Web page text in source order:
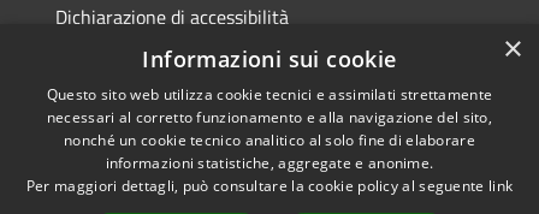
Dichiarazione di accessibilità
Accessibilità
Privacy
Copyright © 2026 • Comune di
Caltanissetta • Powered by
Municipium•Accesso
×
Informazioni sui cookie
Questo sito web utilizza cookie tecnici e assimilati strettamente
necessari al corretto funzionamento e alla navigazione del sito,
nonché un cookie tecnico analitico al solo fine di elaborare
informazioni statistiche, aggregate e anonime.
Per maggiori dettagli, può consultare la cookie policy al seguente link